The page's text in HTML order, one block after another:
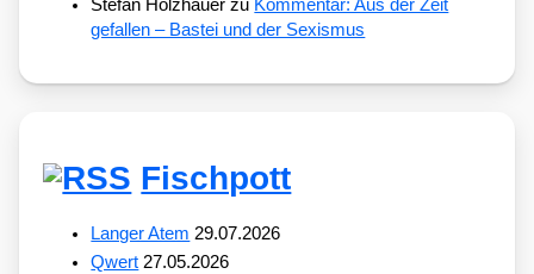
Stefan Holzhauer zu Kommentar: Aus der Zeit
gefallen – Bastei und der Sexismus
Fischpott
Langer Atem 29.07.2026
Qwert 27.05.2026